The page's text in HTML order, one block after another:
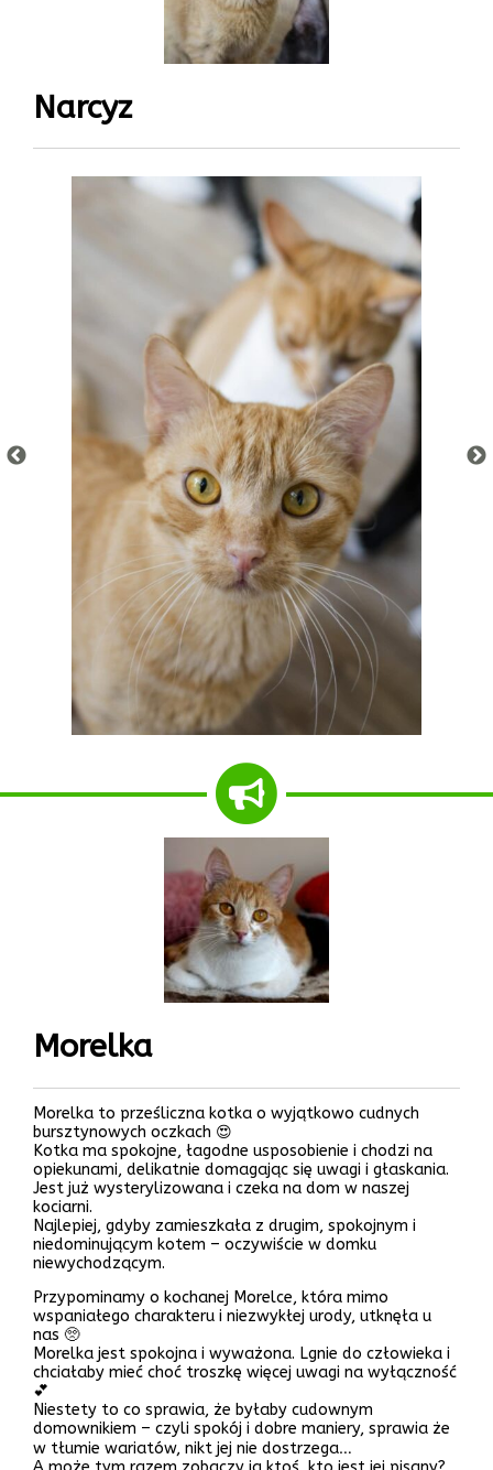
Narcyz
Morelka
Morelka to prześliczna kotka o wyjątkowo cudnych
bursztynowych oczkach 😍
Kotka ma spokojne, łagodne usposobienie i chodzi na
opiekunami, delikatnie domagając się uwagi i głaskania.
Jest już wysterylizowana i czeka na dom w naszej
kociarni.
Najlepiej, gdyby zamieszkała z drugim, spokojnym i
niedominującym kotem – oczywiście w domku
niewychodzącym.
Przypominamy o kochanej Morelce, która mimo
wspaniałego charakteru i niezwykłej urody, utknęła u
nas 🥺
Morelka jest spokojna i wyważona. Lgnie do człowieka i
chciałaby mieć choć troszkę więcej uwagi na wyłączność
💕
Niestety to co sprawia, że byłaby cudownym
domownikiem – czyli spokój i dobre maniery, sprawia że
w tłumie wariatów, nikt jej nie dostrzega…